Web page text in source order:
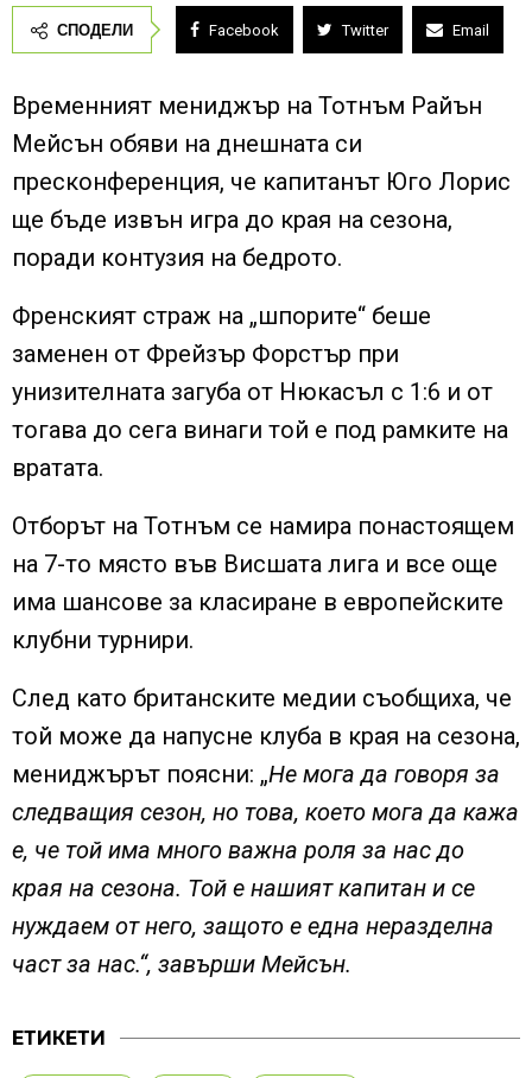
СПОДЕЛИ Facebook Twitter Email
Временният мениджър на Тотнъм Райън
Мейсън обяви на днешната си
пресконференция, че капитанът Юго Лорис
ще бъде извън игра до края на сезона,
поради контузия на бедрото.
Френският страж на „шпорите“ беше
заменен от Фрейзър Форстър при
унизителната загуба от Нюкасъл с 1:6 и от
тогава до сега винаги той е под рамките на
вратата.
Отборът на Тотнъм се намира понастоящем
на 7-то място във Висшата лига и все още
има шансове за класиране в европейските
клубни турнири.
След като британските медии съобщиха, че
той може да напусне клуба в края на сезона,
мениджърът поясни: „Не мога да говоря за
следващия сезон, но това, което мога да кажа
е, че той има много важна роля за нас до
края на сезона. Той е нашият капитан и се
нуждаем от него, защото е една неразделна
част за нас.“, завърши Мейсън.
ЕТИКЕТИ